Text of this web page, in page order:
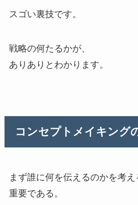
スゴい裏技です。
戦略の何たるかが、
ありありとわかります。
コンセプトメイキング
まず誰に何を伝えるのかを考
重要である。